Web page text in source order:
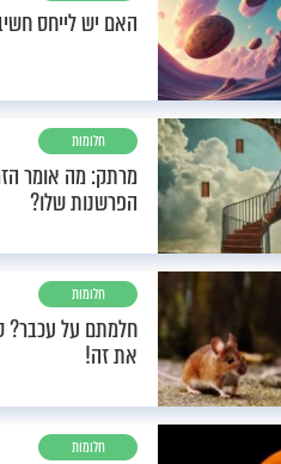
האם יש לייחס
חלומות
מרתק: מה אומר
הפרשנות שלו?
חלומות
חלמתם על עכבר?
את זה!
חלומות